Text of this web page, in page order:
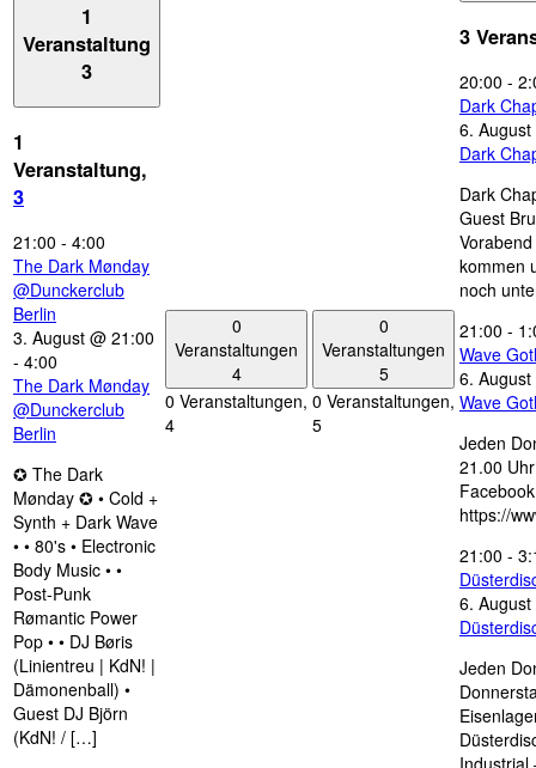
1
Veranstaltung
3
1
Veranstaltung,
3
21:00 - 4:00
The Dark Mønday
@Dunckerclub
Berlin
3. August @ 21:00
- 4:00
The Dark Mønday
@Dunckerclub
Berlin
✪ The Dark
Mønday ✪ • Cold +
Synth + Dark Wave
• • 80's • Electronic
Body Music • •
Post-Punk
Rømantic Power
Pop • • DJ Børis
(Linientreu | KdN! |
Dämonenball) •
Guest DJ Björn
(KdN! / […]
0
Veranstaltungen
4
0 Veranstaltungen,
4
0
Veranstaltungen
5
0 Veranstaltungen,
5
3
20:00 -
Dark
6.
Dark
Dark
Guest
kommen
noch
21:00 -
Wave
6.
Wave
Jeden
21.00
https://
21:00 -
6.
Jeden